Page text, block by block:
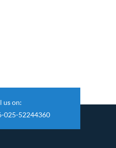
us on:
025-52244360